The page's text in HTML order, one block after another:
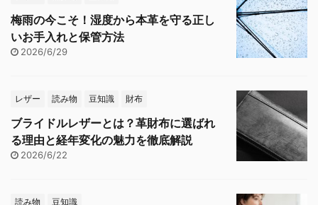
梅雨の今こそ！湿度から本革を守る正し
いお手入れと保管方法
2026/6/29
レザー 読み物 豆知識 財布
ブライドルレザーとは？革財布に選ばれ
る理由と経年変化の魅力を徹底解説
2026/6/22
読み物 豆知識